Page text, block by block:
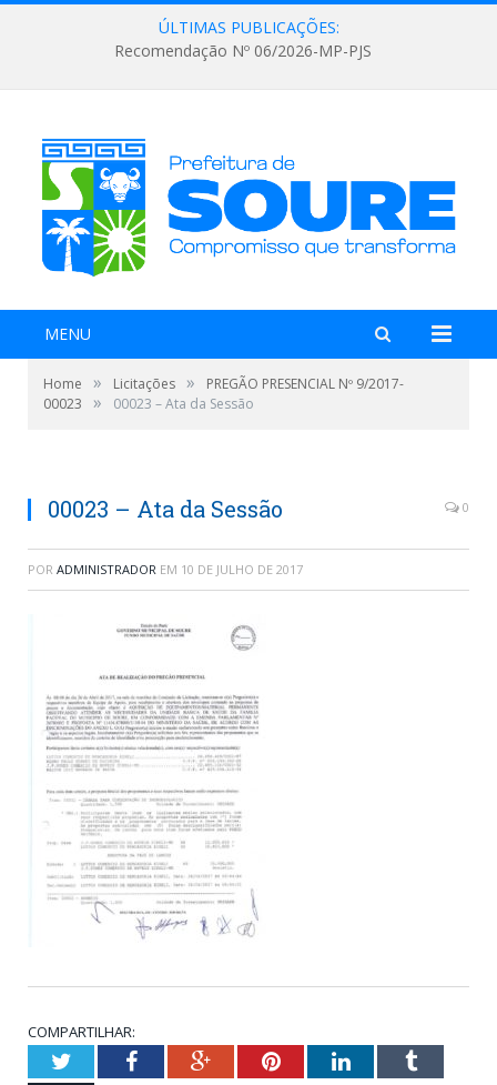
ÚLTIMAS PUBLICAÇÕES:
Recomendação Nº 06/2026-MP-PJS
MENU
Home » Licitações »
PREGÃO PRESENCIAL Nº 9/2017-
00023
» 00023 – Ata da Sessão
00023 – Ata da Sessão 0
POR ADMINISTRADOR EM 10 DE JULHO DE 2017
COMPARTILHAR:
TwitterFacebookGoogle+PinterestLinkedInTumblr